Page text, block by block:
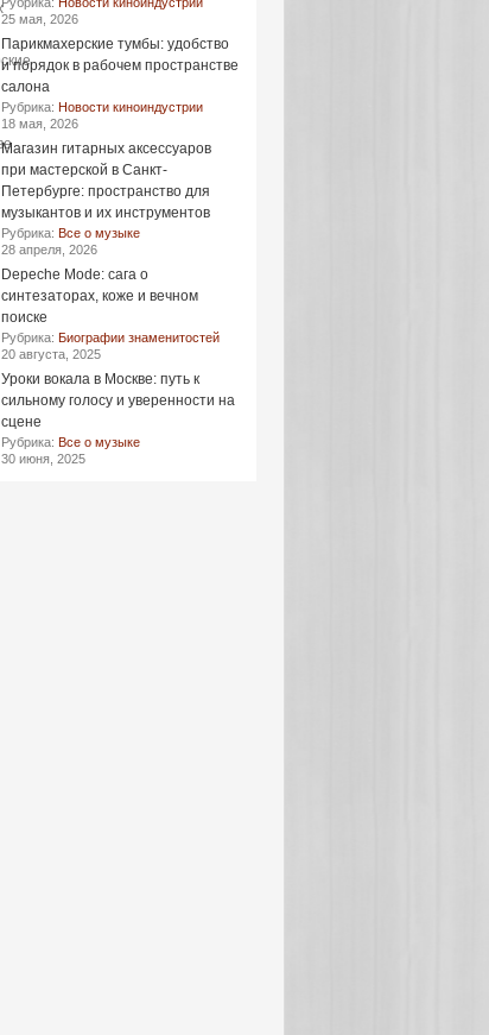
25 мая, 2026
Парикмахерские тумбы: удобство
и порядок в рабочем пространстве
салона
Рубрика: Новости киноиндустрии
18 мая, 2026
Магазин гитарных аксессуаров
при мастерской в Санкт-
Петербурге: пространство для
музыкантов и их инструментов
Рубрика: Все о музыке
28 апреля, 2026
Depeche Mode: сага о
синтезаторах, коже и вечном
поиске
Рубрика: Биографии знаменитостей
20 августа, 2025
Уроки вокала в Москве: путь к
сильному голосу и уверенности на
сцене
Рубрика: Все о музыке
30 июня, 2025